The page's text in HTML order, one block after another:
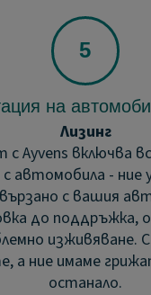
на
Лизинг
с Ayvens включва
с автомобила - ние
с вашия
до поддръжка,
изживяване.
а ние имаме
останало.